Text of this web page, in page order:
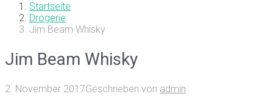
Startseite
Drogerie
Jim Beam Whisky
Jim Beam Whisky
2. November 2017Geschrieben von admin